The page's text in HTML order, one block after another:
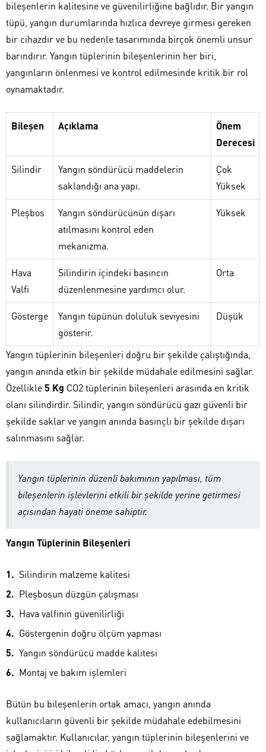
bileşenlerin kalitesine ve güvenilirliğine bağlıdır. Bir yangın
tüpü, yangın durumlarında hızlıca devreye girmesi gereken
bir cihazdır ve bu nedenle tasarımında birçok önemli unsur
barındırır. Yangın tüplerinin bileşenlerinin her biri,
yangınların önlenmesi ve kontrol edilmesinde kritik bir rol
oynamaktadır.
Bileşen Açıklama
Önem
Derecesi
Silindir
Yangın söndürücü maddelerin
saklandığı ana yapı.
Çok
Yüksek
Pleşbos
Yangın söndürücünün dışarı
atılmasını kontrol eden
mekanizma.
Yüksek
Hava
Valfi
Silindirin içindeki basıncın
düzenlenmesine yardımcı olur.
Orta
Gösterge
Yangın tüpünün doluluk seviyesini
gösterir.
Düşük
Yangın tüplerinin bileşenleri doğru bir şekilde çalıştığında,
yangın anında etkin bir şekilde müdahale edilmesini sağlar.
Özellikle 5 Kg CO2 tüplerinin bileşenleri arasında en kritik
olanı silindirdir. Silindir, yangın söndürücü gazı güvenli bir
şekilde saklar ve yangın anında basınçlı bir şekilde dışarı
salınmasını sağlar.
Yangın tüplerinin düzenli bakımının yapılması, tüm
bileşenlerin işlevlerini etkili bir şekilde yerine getirmesi
açısından hayati öneme sahiptir.
Yangın Tüplerinin Bileşenleri
Silindirin malzeme kalitesi
Pleşbosun düzgün çalışması
Hava valfinin güvenilirliği
Göstergenin doğru ölçüm yapması
Yangın söndürücü madde kalitesi
Montaj ve bakım işlemleri
Bütün bu bileşenlerin ortak amacı, yangın anında
kullanıcıların güvenli bir şekilde müdahale edebilmesini
sağlamaktır. Kullanıcılar, yangın tüplerinin bileşenlerini ve